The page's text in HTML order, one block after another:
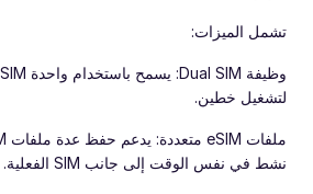
تشمل الميزات:
لتشغيل خطين.
نشط في نفس الوقت إلى جانب SIM الفعلية.